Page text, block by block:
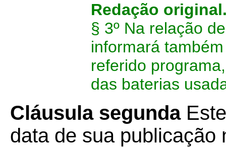
Redação
§ 3º Na relação
informará
referido
das baterias
Cláusula segunda
data de sua publicação